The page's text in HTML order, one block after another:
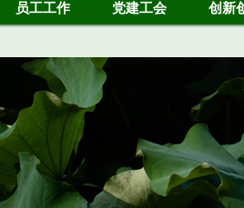
员工工作 党建工会 创新